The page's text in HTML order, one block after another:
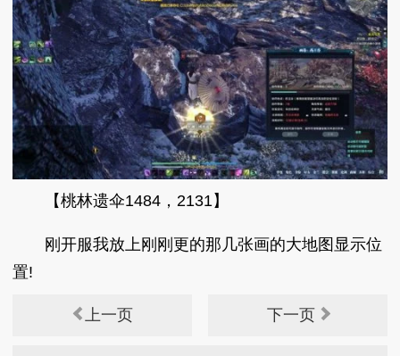
【桃林遗伞1484，2131】
刚开服我放上刚刚更的那几张画的大地图显示位
置!
上一页 下一页